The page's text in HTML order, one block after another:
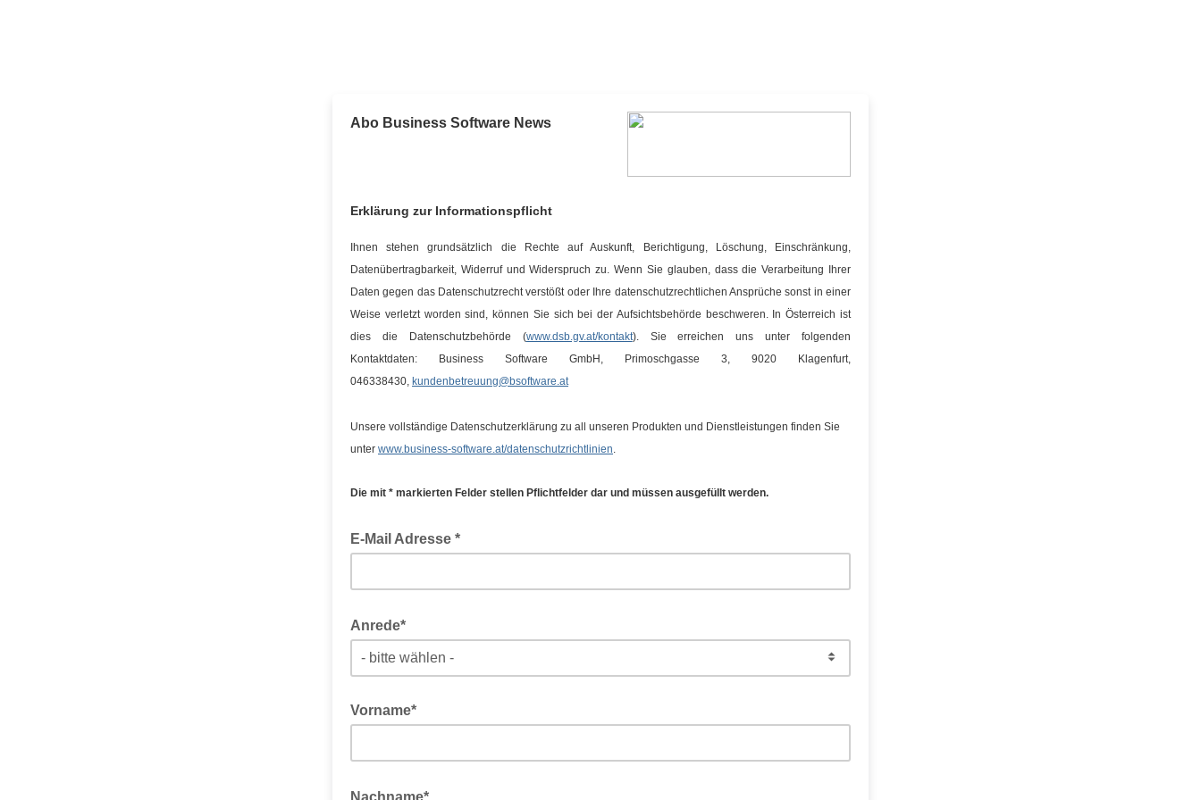
Abo Business Software News
Erklärung zur Informationspflicht
Ihnen stehen grundsätzlich die Rechte auf Auskunft, Berichtigung, Löschung, Einschränkung,
Datenübertragbarkeit, Widerruf und Widerspruch zu. Wenn Sie glauben, dass die Verarbeitung Ihrer
Daten gegen das Datenschutzrecht verstößt oder Ihre datenschutzrechtlichen Ansprüche sonst in einer
Weise verletzt worden sind, können Sie sich bei der Aufsichtsbehörde beschweren. In Österreich ist
dies die Datenschutzbehörde (www.dsb.gv.at/kontakt). Sie erreichen uns unter folgenden
Kontaktdaten: Business Software GmbH, Primoschgasse 3, 9020 Klagenfurt,
046338430, kundenbetreuung@bsoftware.at
Unsere vollständige Datenschutzerklärung zu all unseren Produkten und Dienstleistungen finden Sie
unter www.business-software.at/datenschutzrichtlinien.
Die mit * markierten Felder stellen Pflichtfelder dar und müssen ausgefüllt werden.
E-Mail Adresse *
Anrede*
Vorname*
Nachname*